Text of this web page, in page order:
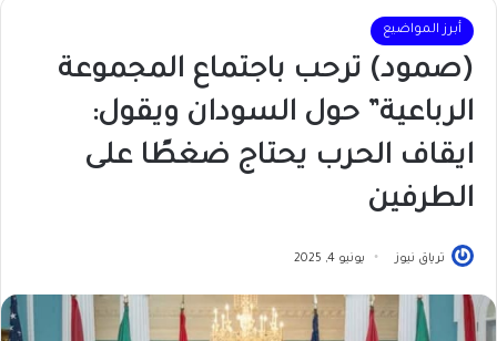
أبرز المواضيع
(صمود) ترحب باجتماع المجموعة
الرباعية” حول السودان ويقول:
ايقاف الحرب يحتاج ضغطًا على
الطرفين
ترياق نيوز يونيو 4, 2025